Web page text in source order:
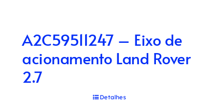
A2C59511247 – Eixo de
acionamento Land Rover
2.7
Detalhes